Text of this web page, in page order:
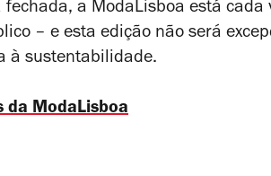
a ModaLisboa está cada
– e esta edição não será
à sustentabilidade.
da ModaLisboa